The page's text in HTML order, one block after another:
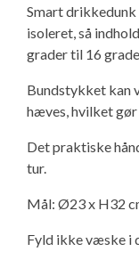
Isabella
Isabella
Isabella
3
GPS
Cookie &
GPDR -
Smart drikkedunk
isoleret, så
grader til 16
Bundstykket kan
hæves, hvilket
Det praktiske
tur.
Mål: Ø23 x H32
Fyld ikke væske i